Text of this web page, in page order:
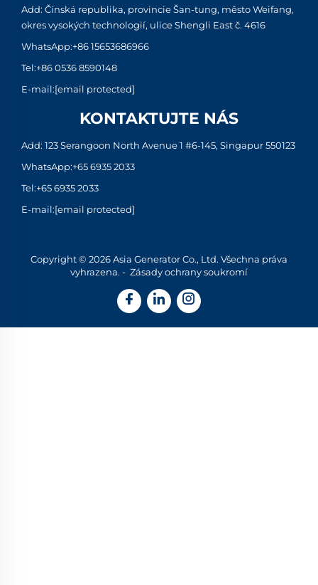
Add: Čínská republika, provincie Šan-tung, město Weifang,
okres vysokých technologií, ulice Shengli East č. 4616
WhatsApp:+86 15653686966
Tel:+86 0536 8590148
E-mail:[email protected]
KONTAKTUJTE NÁS
Add: 123 Serangoon North Avenue 1 #6-145, Singapur 550123
WhatsApp:+65 6935 2033
Tel:+65 6935 2033
E-mail:[email protected]
Copyright © 2026 Asia Generator Co., Ltd. Všechna práva
vyhrazena. - Zásady ochrany soukromí